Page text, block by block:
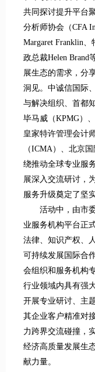
共同探讨提升平台
分析师协会（CFA
Margaret Franklin
政总裁Helen Brand
展生态的需求，分
洞见。中诚信国际
与解决组织、首都
毕马威（KPMG）
皇家特许管理会计
（ICMA）、北京
绕推动全球专业服
展深入交流研讨，
服务升级奠定了坚
活动中，由市
业服务机构平台正
法律、知识产权、
可持续发展国际合
会组织和服务机构
行业领域内具有强
开展专业研讨、主
其企业客户精准对
力跨界交流碰撞，
经济高质量发展生
献力量。